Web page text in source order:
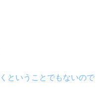
ということでもないので